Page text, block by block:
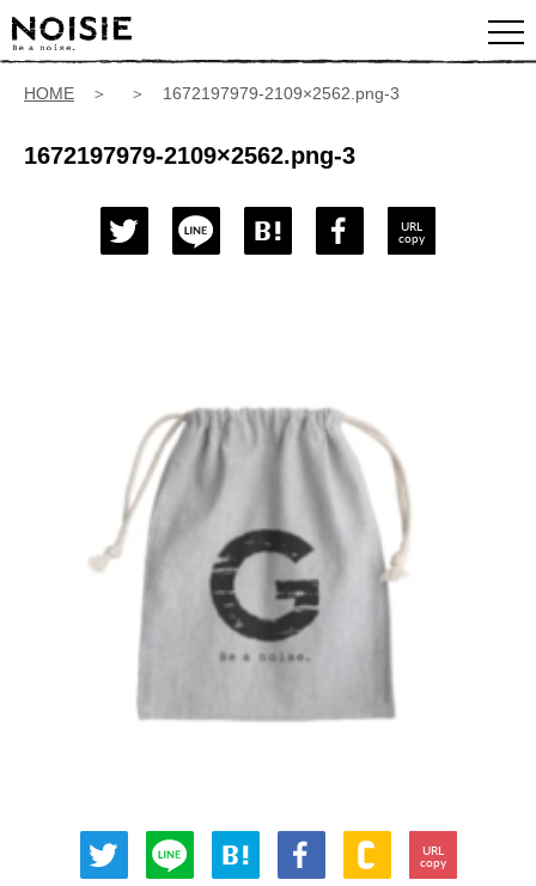
HOME ＞ ＞ 1672197979-2109×2562.png-3
1672197979-2109×2562.png-3
URL
copy
URL
copy